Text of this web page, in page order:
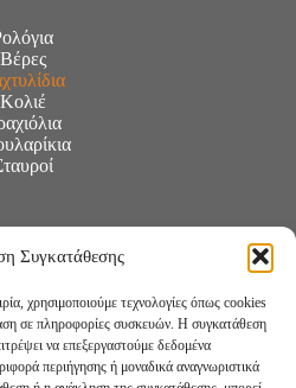
Συγκατάθεσης
χρησιμοποιούμε τεχνολογίες όπως cookies
σε πληροφορίες συσκευών. Η συγκατάθεση
να επεξεργαστούμε δεδομένα
περιήγησης ή μοναδικά αναγνωριστικά
Βέρες
Κολιέ